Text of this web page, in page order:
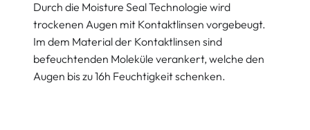
Durch die Moisture Seal Technologie wird
trockenen Augen mit Kontaktlinsen vorgebeugt.
Im dem Material der Kontaktlinsen sind
befeuchtenden Moleküle verankert, welche den
Augen bis zu 16h Feuchtigkeit schenken.